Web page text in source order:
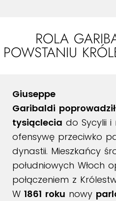
ROLA
POWSTANIU
Giuseppe
Garibaldi poprowadził
tysiąclecia do Sycylii i
ofensywę przeciwko
dynastii. Mieszkańcy
południowych Włoch
połączeniem z
W 1861 roku nowy